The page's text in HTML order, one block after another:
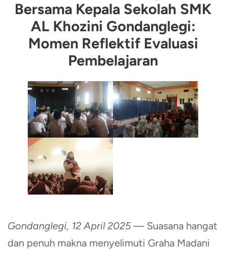
Bersama Kepala Sekolah SMK
AL Khozini Gondanglegi:
Momen Reflektif Evaluasi
Pembelajaran
Gondanglegi, 12 April 2025— Suasana hangat
dan penuh makna menyelimuti Graha Madani